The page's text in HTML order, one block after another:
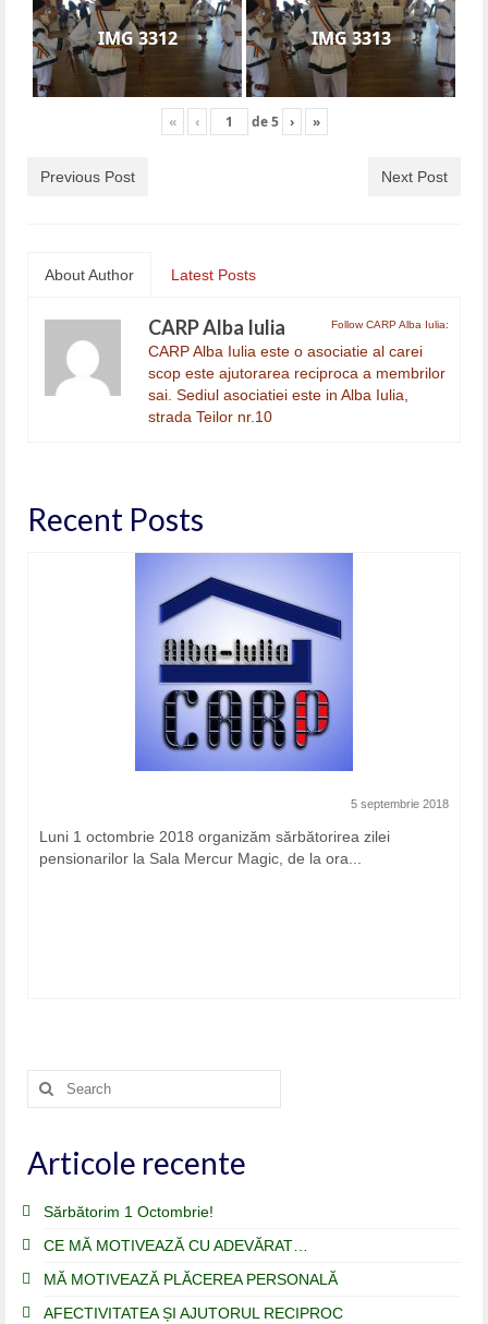
IMG 3312 IMG 3313
« ‹ de5 › »
Previous Post Next Post
About Author Latest Posts
Follow CARP Alba Iulia:
CARP Alba Iulia
CARP Alba Iulia este o asociatie al carei
scop este ajutorarea reciproca a membrilor
sai. Sediul asociatiei este in Alba Iulia,
strada Teilor nr.10
Recent Posts
5 septembrie 2018
Luni 1 octombrie 2018 organizăm sărbătorirea zilei
pensionarilor la Sala Mercur Magic, de la ora...
Search
for:
Articole recente
Sărbătorim 1 Octombrie!
CE MĂ MOTIVEAZĂ CU ADEVĂRAT…
MĂ MOTIVEAZĂ PLĂCEREA PERSONALĂ
AFECTIVITATEA ȘI AJUTORUL RECIPROC